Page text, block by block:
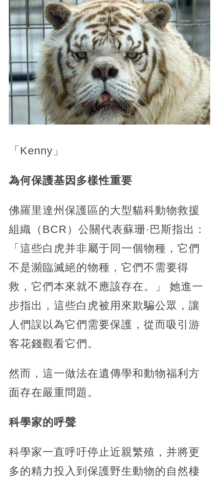
「Kenny」
為何保護基因多樣性重要
佛羅里達州保護區的大型貓科動物救援
組織（BCR）公關代表蘇珊·巴斯指出：
「這些白虎并非屬于同一個物種，它們
不是瀕臨滅絕的物種，它們不需要得
救，它們本來就不應該存在。」 她進一
步指出，這些白虎被用來欺騙公眾，讓
人們誤以為它們需要保護，從而吸引游
客花錢觀看它們。
然而，這一做法在遺傳學和動物福利方
面存在嚴重問題。
科學家的呼聲
科學家一直呼吁停止近親繁殖，并將更
多的精力投入到保護野生動物的自然棲